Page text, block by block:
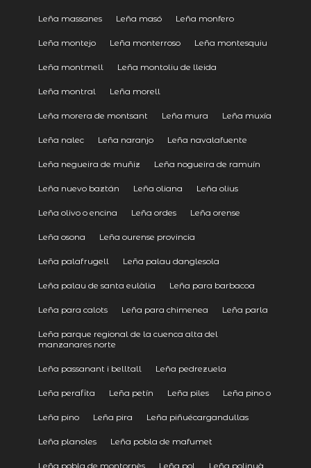
Leña massanes Leña masó Leña monfero
Leña montejo Leña monterroso Leña montesquiu
Leña montmell Leña montoliu de lleida
Leña montral Leña morell
Leña morera de montsant Leña mura Leña muxía
Leña nalec Leña naranjo Leña navalafuente
Leña negueira de muñiz Leña nogueira de ramuín
Leña nuevo baztán Leña oliana Leña olius
Leña olivo o encina Leña ordes Leña orense
Leña osona Leña ourense provincia
Leña palafrugell Leña palau danglesola
Leña palau de santa eulàlia Leña para barbacoa
Leña para calots Leña para chimenea Leña parla
Leña parque regional de la cuenca alta del
manzanares norte
Leña passanant i belltall Leña pedrezuela
Leña perafita Leña petín Leña piles Leña pino o
Leña pino Leña pira Leña piñuécargandullas
Leña planoles Leña pobla de mafumet
Leña pobla de montornès Leña pol Leña polinyà